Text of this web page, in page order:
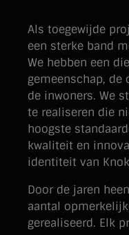
Als toegewijde
een sterke band
We hebben een
gemeenschap,
de inwoners. We
te realiseren die
hoogste
kwaliteit en
identiteit van
Door de jaren
aantal
gerealiseerd. Elk